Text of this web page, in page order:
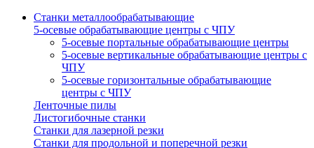
Станки металлообрабатывающие
5-осевые обрабатывающие центры с ЧПУ
5-осевые портальные обрабатывающие центры
5-осевые вертикальные обрабатывающие центры с
ЧПУ
5-осевые горизонтальные обрабатывающие
центры с ЧПУ
Ленточные пилы
Листогибочные станки
Станки для лазерной резки
Станки для продольной и поперечной резки